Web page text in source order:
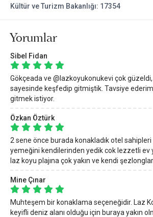
Sessiz ve huzurlu akşamlar
Özellikle Gökçeada otelleri ve Laz Koyu
arasında hem aile dostu hem de sakin bir
güçlü bir seçenek.
Bu otel,Gökçeada Küçük ve Butik Otelleri
Otelleriarasında Küçük Oteller Sitesi özel
almaktadır.
Kültür ve Turizm Bakanlığı: 17354
Yorumlar
Sibel Fidan
Gökçeada ve @lazkoyukonukevi çok
sayesinde keşfedip gitmiştik. Tavsiye
gitmek istiyor.
Özkan Öztürk
2 sene önce burada konakladık otel
yemeğini kendilerinden yedik cok lezzetli ev
laz koyu plajına çok yakın ve kendi
Mine Çınar
Muhteşem bir konaklama seçeneğidir. Laz
keyifli deniz alanı olduğu için buraya yakın